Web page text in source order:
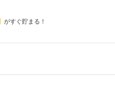
がすぐ貯まる！